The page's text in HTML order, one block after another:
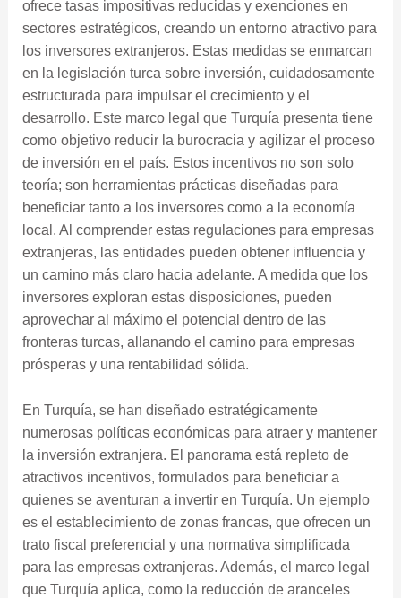
ofrece tasas impositivas reducidas y exenciones en
sectores estratégicos, creando un entorno atractivo para
los inversores extranjeros. Estas medidas se enmarcan
en la legislación turca sobre inversión, cuidadosamente
estructurada para impulsar el crecimiento y el
desarrollo. Este marco legal que Turquía presenta tiene
como objetivo reducir la burocracia y agilizar el proceso
de inversión en el país. Estos incentivos no son solo
teoría; son herramientas prácticas diseñadas para
beneficiar tanto a los inversores como a la economía
local. Al comprender estas regulaciones para empresas
extranjeras, las entidades pueden obtener influencia y
un camino más claro hacia adelante. A medida que los
inversores exploran estas disposiciones, pueden
aprovechar al máximo el potencial dentro de las
fronteras turcas, allanando el camino para empresas
prósperas y una rentabilidad sólida.
En Turquía, se han diseñado estratégicamente
numerosas políticas económicas para atraer y mantener
la inversión extranjera. El panorama está repleto de
atractivos incentivos, formulados para beneficiar a
quienes se aventuran a invertir en Turquía. Un ejemplo
es el establecimiento de zonas francas, que ofrecen un
trato fiscal preferencial y una normativa simplificada
para las empresas extranjeras. Además, el marco legal
que Turquía aplica, como la reducción de aranceles